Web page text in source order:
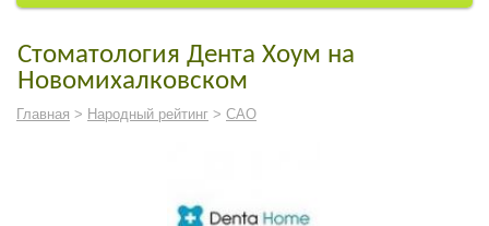
Стоматология Дента Хоум на
Новомихалковском
Главная > Народный рейтинг > САО